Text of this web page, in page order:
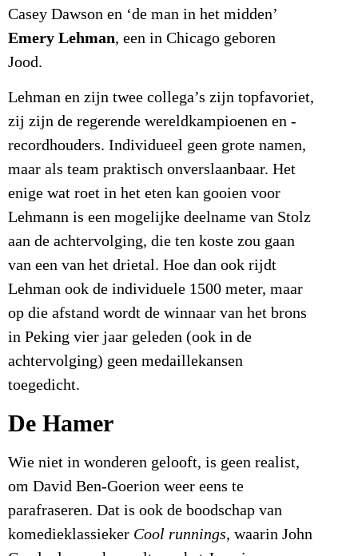
Casey Dawson en ‘de man in het midden’
Emery Lehman, een in Chicago geboren
Jood.
Lehman en zijn twee collega’s zijn topfavoriet,
zij zijn de regerende wereldkampioenen en -
recordhouders. Individueel geen grote namen,
maar als team praktisch onverslaanbaar. Het
enige wat roet in het eten kan gooien voor
Lehmann is een mogelijke deelname van Stolz
aan de achtervolging, die ten koste zou gaan
van een van het drietal. Hoe dan ook rijdt
Lehman ook de individuele 1500 meter, maar
op die afstand wordt de winnaar van het brons
in Peking vier jaar geleden (ook in de
achtervolging) geen medaillekansen
toegedicht.
De Hamer
Wie niet in wonderen gelooft, is geen realist,
om David Ben-Goerion weer eens te
parafraseren. Dat is ook de boodschap van
komedieklassieker Cool runnings, waarin John